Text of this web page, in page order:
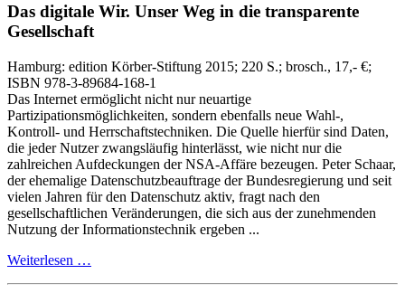
Das digitale Wir. Unser Weg in die transparente
Gesellschaft
Hamburg: edition Körber-Stiftung 2015; 220 S.; brosch., 17,- €;
ISBN 978-3-89684-168-1
Das Internet ermöglicht nicht nur neuartige
Partizipationsmöglichkeiten, sondern ebenfalls neue Wahl‑,
Kontroll‑ und Herrschaftstechniken. Die Quelle hierfür sind Daten,
die jeder Nutzer zwangsläufig hinterlässt, wie nicht nur die
zahlreichen Aufdeckungen der NSA‑Affäre bezeugen. Peter Schaar,
der ehemalige Datenschutzbeauftrage der Bundesregierung und seit
vielen Jahren für den Datenschutz aktiv, fragt nach den
gesellschaftlichen Veränderungen, die sich aus der zunehmenden
Nutzung der Informationstechnik ergeben ...
Weiterlesen …